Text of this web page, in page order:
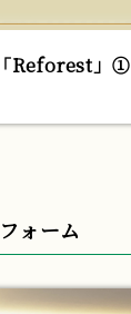
Reforest」①
ォーム